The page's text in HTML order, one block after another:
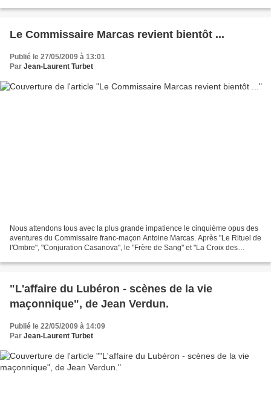
Le Commissaire Marcas revient bientôt ...
Publié le 27/05/2009 à 13:01
Par Jean-Laurent Turbet
Nous attendons tous avec la plus grande impatience le cinquième opus des
aventures du Commissaire franc-maçon Antoine Marcas. Après "Le Rituel de
l'Ombre", "Conjuration Casanova", le "Frère de Sang" et "La Croix des
"L'affaire du Lubéron - scènes de la vie
maçonnique", de Jean Verdun.
Publié le 22/05/2009 à 14:09
Par Jean-Laurent Turbet